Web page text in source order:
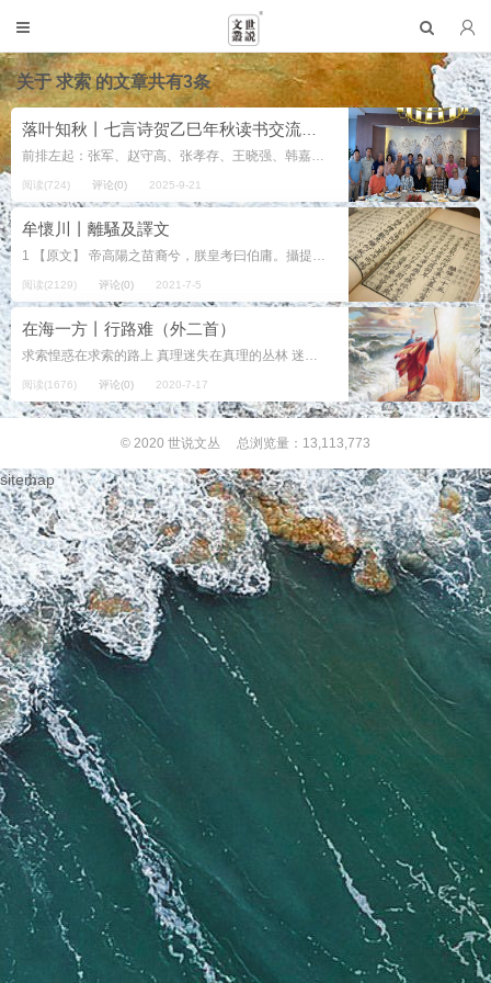
关于求索的文章共有3条
前排左起：张军、赵守高、张孝存、王晓强、韩嘉川、胡黎扬 后排左起：王永安、于力、王鹏、张凡、陈祖晓、葛玉春、周晓方、鞠远忠、潘虎、张增勇、赵竟成、王青荣 人文小栈整十年 佳作点赞数千篇 几易改...
阅读(724) 评论(0) 2025-9-21
牟懷川丨離騷及譯文
1 【原文】 帝高陽之苗裔兮，朕皇考曰伯庸。攝提貞於孟陬兮，惟庚寅吾以降。 皇覽揆餘初度兮，肇錫餘以嘉名：名餘曰正則兮，字餘曰靈均。 紛吾既有此內美兮，又重之以修能。扈江離與辟芷兮，紉秋蘭以...
阅读(2129) 评论(0) 2021-7-5
在海一方丨行路难（外二首）
求索惶惑在求索的路上 真理迷失在真理的丛林 迷幻江湖上 任意志的倔驴驮行 来路遗弃“确定”的残骸 前程飘忽“给定”的朦胧 总还是掺杂的喜忧 走不进玄虚的净空 ...
阅读(1676) 评论(0) 2020-7-17
© 2020 世说文丛 总浏览量：13,113,773
sitemap